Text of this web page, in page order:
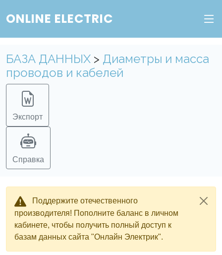
ONLINE ELECTRIC
БАЗА ДАННЫХ > Диаметры и масса
проводов и кабелей
Экспорт
Справка
Поддержите отечественного
производителя! Пополните баланс в личном
кабинете, чтобы получить полный доступ к
базам данных сайта "Онлайн Электрик".